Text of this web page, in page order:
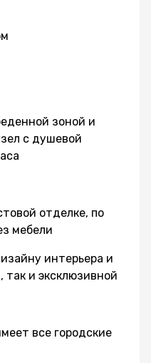
зоной и
с душевой
отделке, по
мебели
интерьера и
так и эксклюзивной
все городские